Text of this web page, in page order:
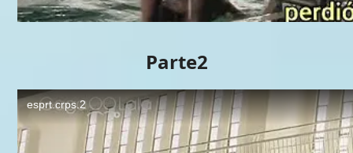
Parte2